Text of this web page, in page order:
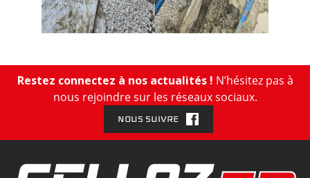
Restez connectez à nos actualités ! N’hésitez pas à
nous rejoindre sur les réseaux sociaux.
NOUS SUIVRE